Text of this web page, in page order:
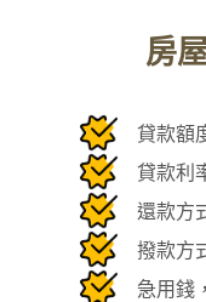
房
貸款額
貸款利
還款方
撥款方
急用錢